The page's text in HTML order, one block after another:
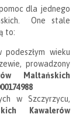
dla jednego
One stale
to:
wieku
prowadzony
Maltańskich
w Szczyrzycu,
Kawalerów